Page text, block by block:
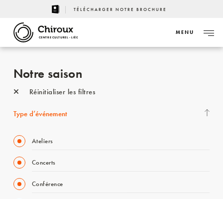
TÉLÉCHARGER NOTRE BROCHURE
CENTRE CULTUREL - LIÈGE
MENU
Notre saison
Réinitialiser les filtres
Type d’événement
Ateliers
Concerts
Conférence